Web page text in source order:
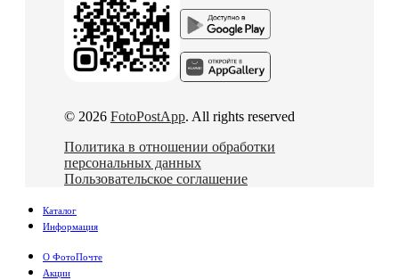
© 2026 FotoPostApp. All rights reserved
Политика в отношении обработки
персональных данных
Пользовательское соглашение
Каталог
Информация
О ФотоПочте
Акции